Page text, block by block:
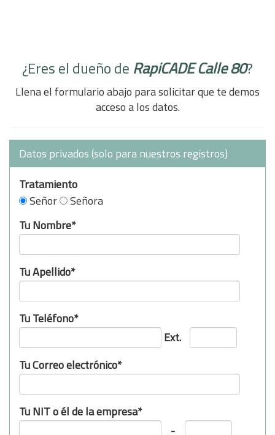
¿Eres el dueño de RapiCADE Calle 80?
Llena el formulario abajo para solicitar que te demos
acceso a los datos.
Datos privados (solo para nuestros registros)
Tratamiento
Señor
Señora
Tu Nombre*
Tu Apellido*
Tu Teléfono*
Ext.
Tu Correo electrónico*
Tu NIT o él de la empresa*
-